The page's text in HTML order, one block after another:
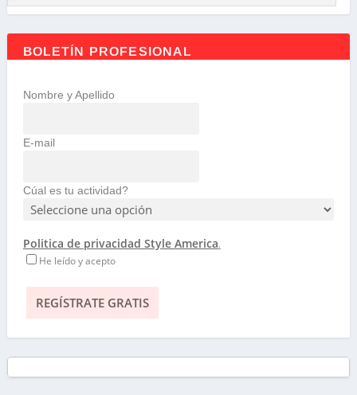
BOLETÍN PROFESIONAL
Nombre y Apellido
E-mail
Cúal es tu actividad?
Politica de privacidad Style America.
He leído y acepto